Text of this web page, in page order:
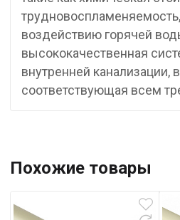
воздействию горячей
высококачественная
внутренней
соответствующая всем
Похожие товары